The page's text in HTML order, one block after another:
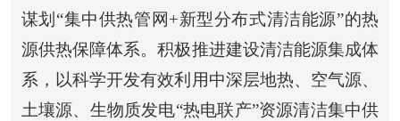
谋划 “集中供热管网+新型分布式清洁能源”的热
源供热保障体系。积极推进建设清洁能源集成体
系， 以科学开发有效利用中深层地热、空气源、
土壤源、生物质发电“热电联产”资源清洁集中供